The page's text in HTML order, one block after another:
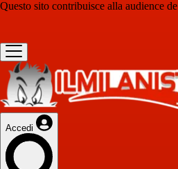
Questo sito contribuisce alla audience de
Accedi